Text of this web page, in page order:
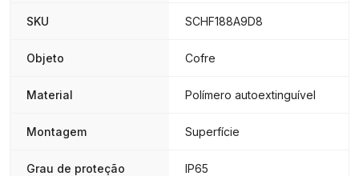
SKU SCHF188A9D8
Objeto Cofre
Material Polímero autoextinguível
Montagem Superfície
Grau de proteção IP65